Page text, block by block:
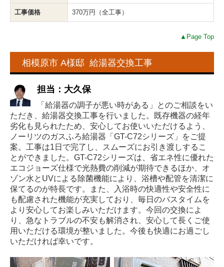
工事価格 370万円（全工事）
▲Page Top
相模原市 A様邸 給湯器交換工事
担当：大久保
「給湯器の調子が悪い時がある」とのご相談をい
ただき、給湯器交換工事を行いました。既存機器の経年
劣化も見られたため、安心してお使いいただけるよう、
ノーリツのガスふろ給湯器「GT-C72シリーズ」をご提
案。工事は1日で完了し、スムーズにお引き渡しするこ
とができました。GT-C72シリーズは、省エネ性に優れた
エコジョーズ仕様で光熱費の削減が期待できるほか、オ
ゾン水とUVによる除菌機能により、浴槽や配管を清潔に
保てるのが特長です。また、入浴時の快適性や安全性に
も配慮された機能が充実しており、毎日のバスタイムを
より安心してお楽しみいただけます。今回の交換によ
り、急なトラブルの不安も解消され、安心して長くご使
用いただける環境が整いました。今後も快適にお過ごし
いただければ幸いです。